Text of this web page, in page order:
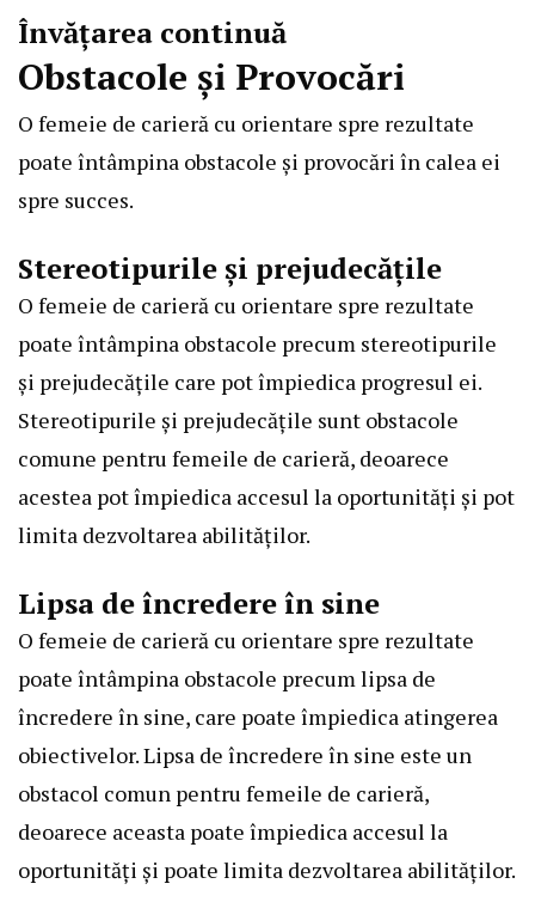
Învățarea continuă
Obstacole și Provocări
O femeie de carieră cu orientare spre rezultate
poate întâmpina obstacole și provocări în calea ei
spre succes.
Stereotipurile și prejudecățile
O femeie de carieră cu orientare spre rezultate
poate întâmpina obstacole precum stereotipurile
și prejudecățile care pot împiedica progresul ei.
Stereotipurile și prejudecățile sunt obstacole
comune pentru femeile de carieră, deoarece
acestea pot împiedica accesul la oportunități și pot
limita dezvoltarea abilităților.
Lipsa de încredere în sine
O femeie de carieră cu orientare spre rezultate
poate întâmpina obstacole precum lipsa de
încredere în sine, care poate împiedica atingerea
obiectivelor. Lipsa de încredere în sine este un
obstacol comun pentru femeile de carieră,
deoarece aceasta poate împiedica accesul la
oportunități și poate limita dezvoltarea abilităților.